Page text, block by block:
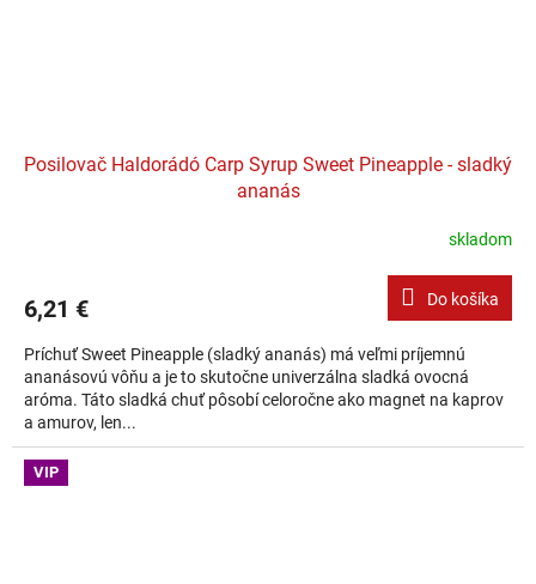
Posilovač Haldorádó Carp Syrup Sweet Pineapple - sladký
ananás
skladom
6,21 € Do košíka
Príchuť Sweet Pineapple (sladký ananás) má veľmi príjemnú
ananásovú vôňu a je to skutočne univerzálna sladká ovocná
aróma. Táto sladká chuť pôsobí celoročne ako magnet na kaprov
a amurov, len...
VIP